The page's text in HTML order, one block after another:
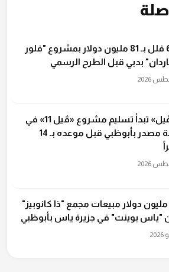
بيع 6 فلل بـ 81 مليون دولار بمشروع "فلور
بدبي قبل الطرح الرسمي
«برتڤيل» تبدأ تسليم مشروع «ڤيل 11» في
مدينة مصدر بأبوظبي قبل موعده بـ 14
409 مليون دولار مبيعات مجمع "ذا كانوبيز"
بوينت" في جزيرة ياس بأبوظبي